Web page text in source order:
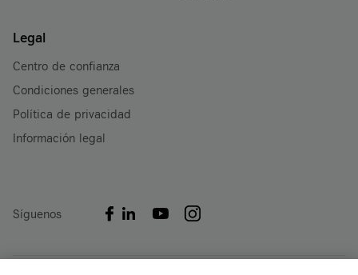
Legal
Centro de confianza
Condiciones generales
Política de privacidad
Información legal
Síguenos